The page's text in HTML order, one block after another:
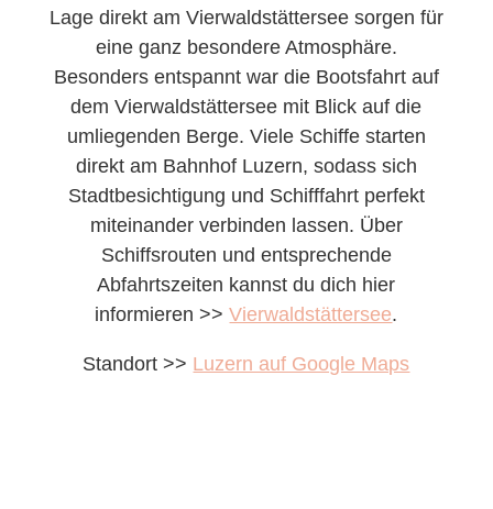
Lage direkt am Vierwaldstättersee sorgen für
eine ganz besondere Atmosphäre.
Besonders entspannt war die Bootsfahrt auf
dem Vierwaldstättersee mit Blick auf die
umliegenden Berge. Viele Schiffe starten
direkt am Bahnhof Luzern, sodass sich
Stadtbesichtigung und Schifffahrt perfekt
miteinander verbinden lassen. Über
Schiffsrouten und entsprechende
Abfahrtszeiten kannst du dich hier
informieren >>Vierwaldstättersee.
Standort >> Luzern auf Google Maps